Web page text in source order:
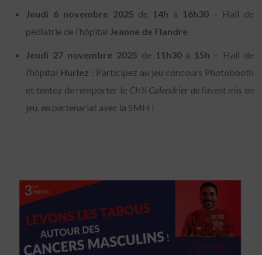
Jeudi 6 novembre 2025 de 14h à 16h30– Hall de
pédiatrie de l’hôpital Jeanne de Flandre
Jeudi 27 novembre 2025 de 11h30à 15h – Hall de
l’hôpital Huriez : Participez au jeu concours Photobooth
et tentez de remporter le Ch’ti Calendrier de l’avent mis en
jeu, en partenariat avec la SMH !